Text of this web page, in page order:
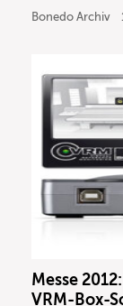
Bonedo Archiv
Messe
VRM-Box-